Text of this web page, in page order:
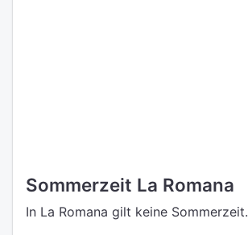
Sommerzeit La Romana
In La Romana gilt keine Sommerzeit.